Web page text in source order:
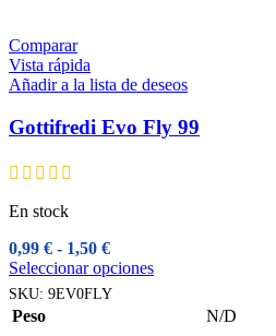
Comparar
Vista rápida
Añadir a la lista de deseos
Gottifredi Evo Fly 99
En stock
0,99 € - 1,50 €Rango
de
precios:
Seleccionar opcionesEste
múltiples
SKU: 9EV0FLY
Peso N/D